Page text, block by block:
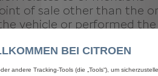
of sale other than the
vehicle or performed the
the sale.BEI CITROEN
andere Tracking-Tools (die „Tools“), um